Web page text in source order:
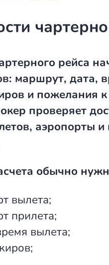
рейса
маршрут, дата,
и пожелания
проверяет
аэропорты
обычно
вылета;
прилета;
вылета;